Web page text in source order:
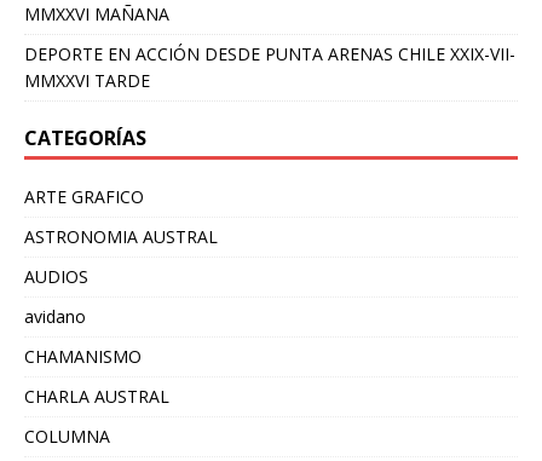
MMXXVI MAÑANA
DEPORTE EN ACCIÓN DESDE PUNTA ARENAS CHILE XXIX-VII-
MMXXVI TARDE
CATEGORÍAS
ARTE GRAFICO
ASTRONOMIA AUSTRAL
AUDIOS
avidano
CHAMANISMO
CHARLA AUSTRAL
COLUMNA